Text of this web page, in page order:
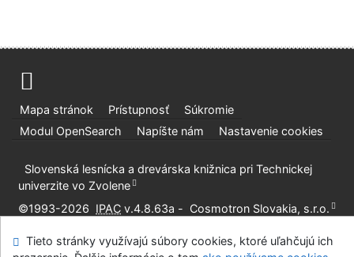
Mapa stránok Prístupnosť
Súkromie
Modul OpenSearch
Napíšte nám Nastavenie cookies
Slovenská lesnícka a drevárska knižnica pri Technickej
univerzite vo Zvolene
©1993-2026 IPAC v.4.8.63a - Cosmotron Slovakia, s.r.o.
Tieto stránky využívajú súbory cookies, ktoré uľahčujú ich